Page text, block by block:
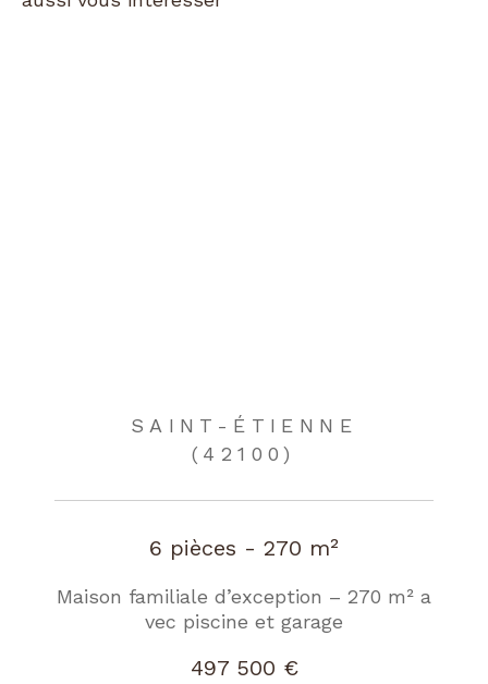
SAINT-ÉTIENNE
(42100)
6 pièces - 270 m²
Maison familiale d’exception – 270 m² a
vec piscine et garage
497 500 €